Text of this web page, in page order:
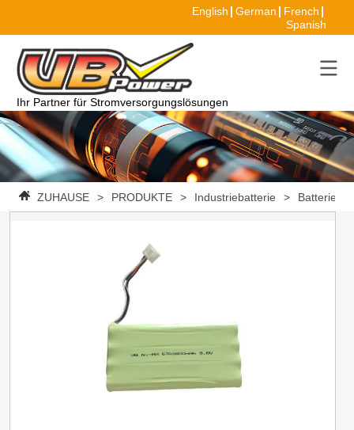
English German
French
Spanish
Ihr Partner für Stromversorgungslösungen
ZUHAUSE > PRODUKTE > Industriebatterie >